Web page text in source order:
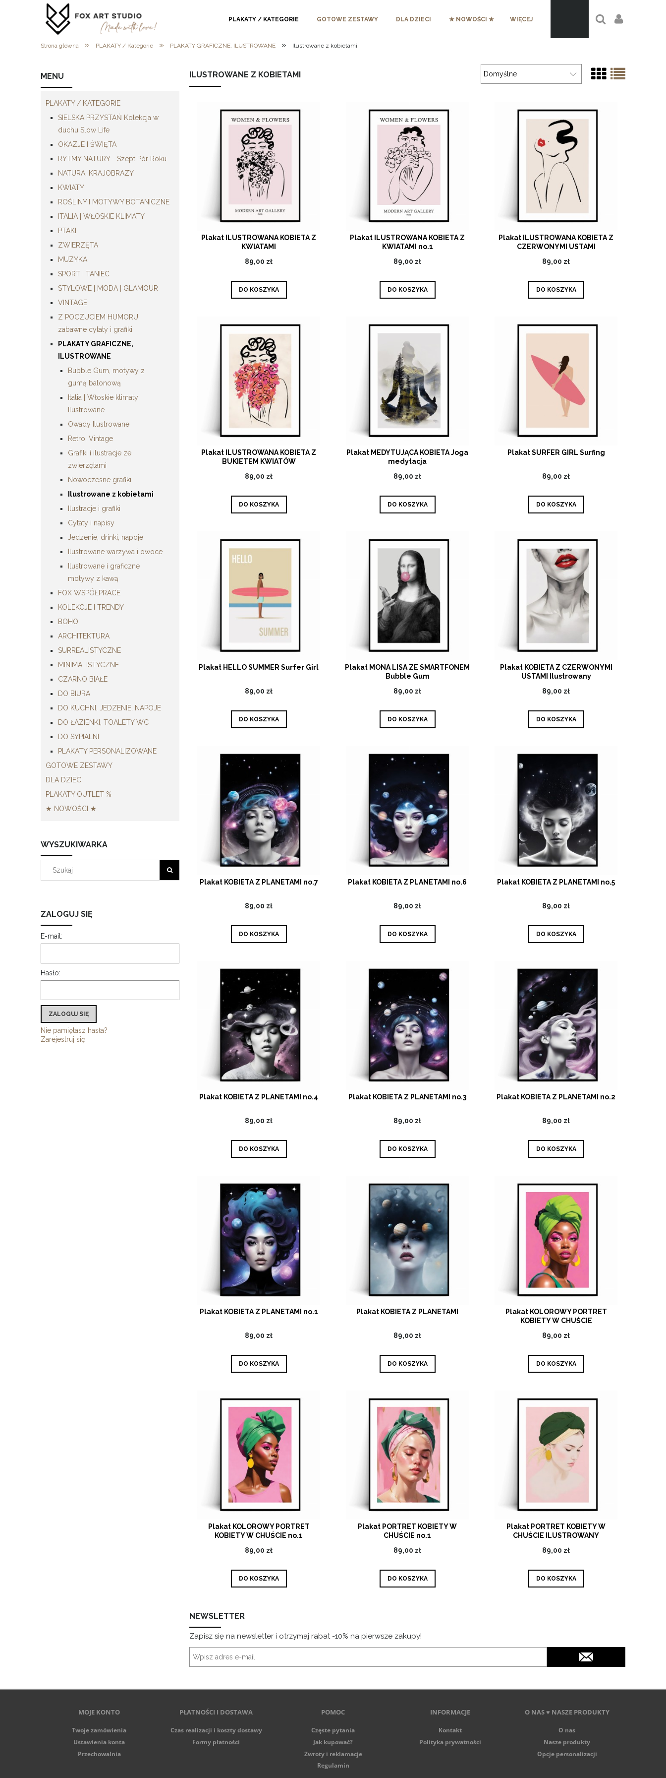
PLAKATY / KATEGORIE GOTOWE ZESTAWY DLA DZIECI ★ NOWOŚCI ★ WIĘCEJ
Strona główna » PLAKATY / Kategorie » PLAKATY GRAFICZNE, ILUSTROWANE » Ilustrowane z kobietami
MENU
PLAKATY / KATEGORIE
SIELSKA PRZYSTAŃ Kolekcja w
duchu Slow Life
OKAZJE I ŚWIĘTA
RYTMY NATURY - Szept Pór Roku
NATURA, KRAJOBRAZY
KWIATY
ROŚLINY I MOTYWY BOTANICZNE
ITALIA | WŁOSKIE KLIMATY
PTAKI
ZWIERZĘTA
MUZYKA
SPORT I TANIEC
STYLOWE | MODA | GLAMOUR
VINTAGE
Z POCZUCIEM HUMORU,
zabawne cytaty i grafiki
PLAKATY GRAFICZNE,
ILUSTROWANE
Bubble Gum, motywy z
gumą balonową
Italia | Włoskie klimaty
Ilustrowane
Owady Ilustrowane
Retro, Vintage
Grafiki i ilustracje ze
zwierzętami
Nowoczesne grafiki
Ilustrowane z kobietami
Ilustracje i grafiki
Cytaty i napisy
Jedzenie, drinki, napoje
Ilustrowane warzywa i owoce
Ilustrowane i graficzne
motywy z kawą
FOX WSPÓŁPRACE
KOLEKCJE I TRENDY
BOHO
ARCHITEKTURA
SURREALISTYCZNE
MINIMALISTYCZNE
CZARNO BIAŁE
DO BIURA
DO KUCHNI, JEDZENIE, NAPOJE
DO ŁAZIENKI, TOALETY WC
DO SYPIALNI
PLAKATY PERSONALIZOWANE
GOTOWE ZESTAWY
DLA DZIECI
PLAKATY OUTLET %
★ NOWOŚCI ★
WYSZUKIWARKA
ZALOGUJ SIĘ
E-mail:
Hasło:
ZALOGUJ SIĘ
Nie pamiętasz hasła?
Zarejestruj się
ILUSTROWANE Z KOBIETAMI
Plakat ILUSTROWANA KOBIETA Z
KWIATAMI
89,00 zł
DO KOSZYKA
Plakat ILUSTROWANA KOBIETA Z
KWIATAMI no.1
89,00 zł
DO KOSZYKA
Plakat ILUSTROWANA KOBIETA Z
CZERWONYMI USTAMI
89,00 zł
DO KOSZYKA
Plakat ILUSTROWANA KOBIETA Z
BUKIETEM KWIATÓW
89,00 zł
DO KOSZYKA
Plakat MEDYTUJĄCA KOBIETA Joga
medytacja
89,00 zł
DO KOSZYKA
Plakat SURFER GIRL Surfing
89,00 zł
DO KOSZYKA
Plakat HELLO SUMMER Surfer Girl
89,00 zł
DO KOSZYKA
Plakat MONA LISA ZE SMARTFONEM
Bubble Gum
89,00 zł
DO KOSZYKA
Plakat KOBIETA Z CZERWONYMI
USTAMI Ilustrowany
89,00 zł
DO KOSZYKA
Plakat KOBIETA Z PLANETAMI no.7
89,00 zł
DO KOSZYKA
Plakat KOBIETA Z PLANETAMI no.6
89,00 zł
DO KOSZYKA
Plakat KOBIETA Z PLANETAMI no.5
89,00 zł
DO KOSZYKA
Plakat KOBIETA Z PLANETAMI no.4
89,00 zł
DO KOSZYKA
Plakat KOBIETA Z PLANETAMI no.3
89,00 zł
DO KOSZYKA
Plakat KOBIETA Z PLANETAMI no.2
89,00 zł
DO KOSZYKA
Plakat KOBIETA Z PLANETAMI no.1
89,00 zł
DO KOSZYKA
Plakat KOBIETA Z PLANETAMI
89,00 zł
DO KOSZYKA
Plakat KOLOROWY PORTRET
KOBIETY W CHUŚCIE
89,00 zł
DO KOSZYKA
Plakat KOLOROWY PORTRET
KOBIETY W CHUŚCIE no.1
89,00 zł
DO KOSZYKA
Plakat PORTRET KOBIETY W
CHUŚCIE no.1
89,00 zł
DO KOSZYKA
Plakat PORTRET KOBIETY W
CHUŚCIE ILUSTROWANY
89,00 zł
DO KOSZYKA
NEWSLETTER
Zapisz się na newsletter i otrzymaj rabat -10% na pierwsze zakupy!
MOJE KONTO
Twoje zamówienia
Ustawienia konta
Przechowalnia
PŁATNOŚCI I DOSTAWA
Czas realizacji i koszty dostawy
Formy płatności
POMOC
Częste pytania
Jak kupować?
Zwroty i reklamacje
Regulamin
INFORMACJE
Kontakt
Polityka prywatności
O NAS ♥ NASZE PRODUKTY
O nas
Nasze produkty
Opcje personalizacji